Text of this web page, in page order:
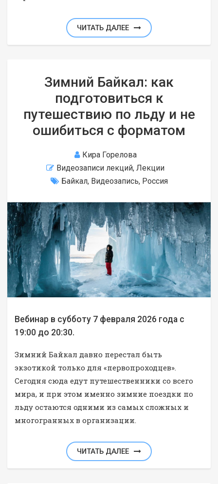
ЧИТАТЬ ДАЛЕЕ
Зимний Байкал: как
подготовиться к
путешествию по льду и не
ошибиться с форматом
Кира Горелова
Видеозаписи лекций, Лекции
Байкал, Видеозапись, Россия
Вебинар в субботу 7 февраля 2026 года с
19:00 до 20:30.
Зимний Байкал давно перестал быть
экзотикой только для «первопроходцев».
Сегодня сюда едут путешественники со всего
мира, и при этом именно зимние поездки по
льду остаются одними из самых сложных и
многогранных в организации.
ЧИТАТЬ ДАЛЕЕ